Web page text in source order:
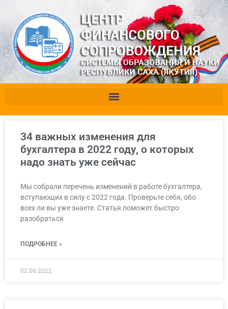
34 важных изменения для
бухгалтера в 2022 году, о которых
надо знать уже сейчас
Мы собрали перечень изменений в работе бухгалтера,
вступающих в силу с 2022 года. Проверьте себя, обо
всех ли вы уже знаете. Статья поможет быстро
разобраться
ПОДРОБНЕЕ »
02.06.2022